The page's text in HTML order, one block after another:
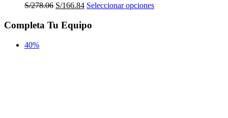
S/278.06 El
original
S/166.84El
actual
es:
Seleccionar opcionesEste
Completa Tu Equipo
40%